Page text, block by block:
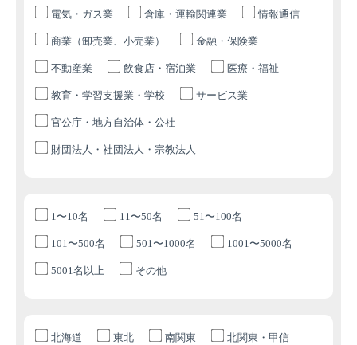
電気・ガス業 倉庫・運輸関連業 情報通信
商業（卸売業、小売業） 金融・保険業
不動産業 飲食店・宿泊業 医療・福祉
教育・学習支援業・学校 サービス業
官公庁・地方自治体・公社
財団法人・社団法人・宗教法人
1〜10名 11〜50名 51〜100名
101〜500名 501〜1000名 1001〜5000名
5001名以上 その他
北海道 東北 南関東 北関東・甲信